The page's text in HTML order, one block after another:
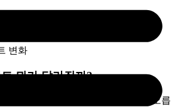
뭐가 달라질까?
하면 보통 귀찮은 이미지가 먼저 떠오릅